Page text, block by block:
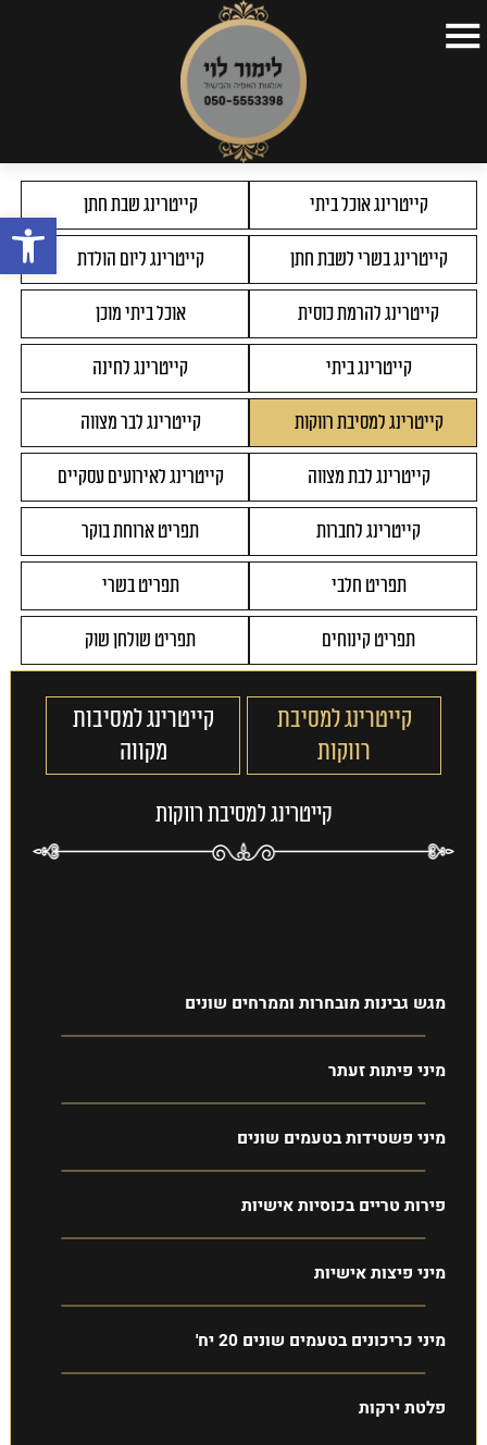
דף הבית
קצת על עצמי
תפריטים
כתבות
סרטונים
השקות
צור קשר
קייטרינג למסיבת רווקות
קייטרינג אוכל ביתי קייטרינג שבת חתן
קייטרינג בשרי לשבת חתן קייטרינג ליום הולדת
קייטרינג להרמת כוסית אוכל ביתי מוכן
קייטרינג ביתי קייטרינג לחינה
קייטרינג למסיבת רווקות קייטרינג לבר מצווה
קייטרינג לבת מצווה קייטרינג לאירועים עסקיים
קייטרינג לחברות תפריט ארוחת בוקר
תפריט חלבי תפריט בשרי
תפריט קינוחים תפריט שולחן שוק
קייטרינג למסיבת
רווקות
קייטרינג למסיבות
מקווה
קייטרינג למסיבת רווקות
מגש גבינות מובחרות וממרחים שונים
מיני פיתות זעתר
מיני פשטידות בטעמים שונים
פירות טריים בכוסיות אישיות
מיני פיצות אישיות
מיני כריכונים בטעמים שונים 20 יח'
פלטת ירקות